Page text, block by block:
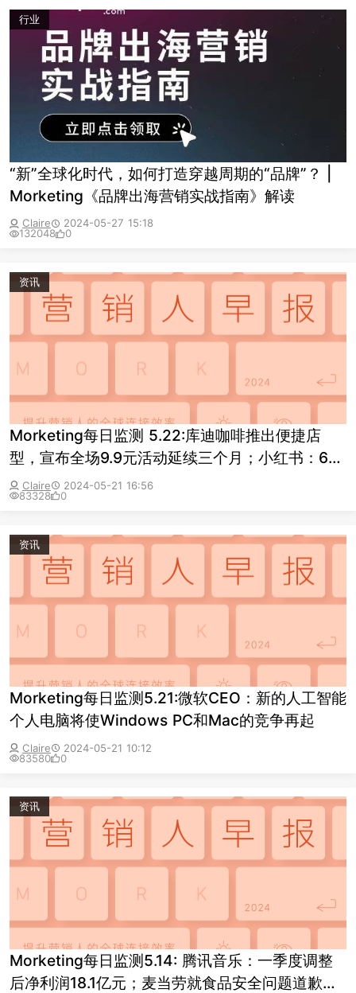
行业
“新”全球化时代，如何打造穿越周期的“品牌”？ |
Morketing《品牌出海营销实战指南》解读
Claire
2024-05-27 15:18
132048
0
资讯
Morketing每日监测 5.22:库迪咖啡推出便捷店
型，宣布全场9.9元活动延续三个月；小红书：618
首日直播成交GMV为去年同期6倍
Claire
2024-05-21 16:56
83328
0
资讯
Morketing每日监测5.21:微软CEO：新的人工智能
个人电脑将使Windows PC和Mac的竞争再起
Claire
2024-05-21 10:12
83580
0
资讯
Morketing每日监测5.14: 腾讯音乐：一季度调整
后净利润18.1亿元；麦当劳就食品安全问题道歉；